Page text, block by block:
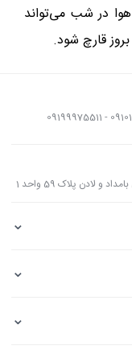
در شب می‌تواند
قارچ شود.
لادن پلاک 59 واحد 1
⌄
⌄
⌄